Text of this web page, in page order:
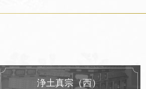
浄土真宗（西）